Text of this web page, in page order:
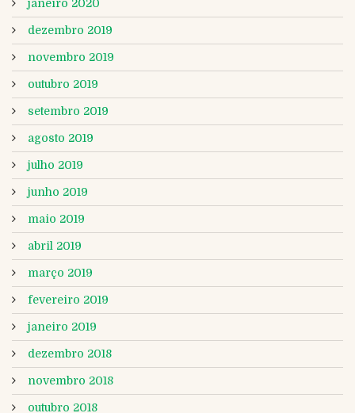
janeiro 2020
dezembro 2019
novembro 2019
outubro 2019
setembro 2019
agosto 2019
julho 2019
junho 2019
maio 2019
abril 2019
março 2019
fevereiro 2019
janeiro 2019
dezembro 2018
novembro 2018
outubro 2018